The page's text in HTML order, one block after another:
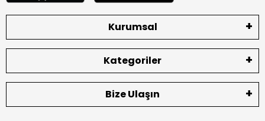
Kurumsal
Kategoriler
Bize Ulaşın